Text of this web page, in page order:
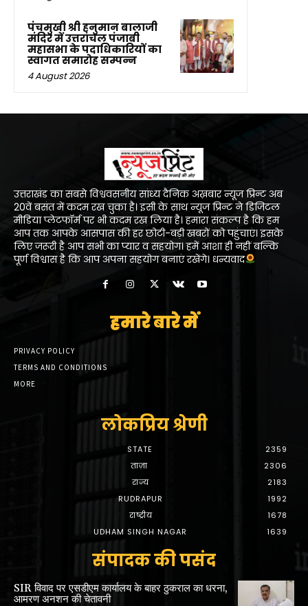
पंचमुखी श्री हनुमान बालाजी
मंदिर में उत्तरांचल पंजाबी
महासभा के पदाधिकारियों का
स्वागत समारोह सम्पन्न
4 August 2026
उत्तराखंड का सबसे विश्ववसनीय सांध्य दैनिक अख़बार न्यूज प्रिन्ट अब
20वें बसंत में कदम रख चुका है। इसी के साथ न्यूज प्रिन्ट ने डिजिटल
मीडिया प्लेटफॉर्म पर भी कदम रख लिया है। हमारा संकल्प है कि हम
आप तक आपके आसपास की हर छोटी-बड़ी खबरों को पहुंचाएं। इसके
लिए जरूरी है आप सभी का प्यार व सहयोग। हमें आशा ही नहीं बल्कि
पूर्ण विश्वास है कि आप अपना सहयोग बनाएं रखेंगे। धन्यवाद
हमारे बारे में
PRIVACY POLICY
TERMS AND CONDITIONS
MORE
लोकप्रिय श्रेणी
STATE
2359
ताज़ा
2306
राज्य
2183
RUDRAPUR
1992
राष्ट्रीय
1678
UDHAM SINGH NAGAR
1639
संपादक की पसंद
SIR विवाद पर एसडीएम कार्यालय के बाहर ठुकराल का धरना,
आमरण अनशन की चेतावनी